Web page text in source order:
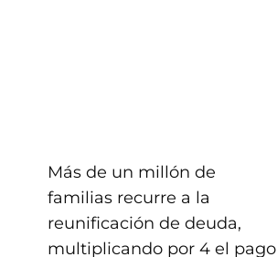
Más de un millón de
familias recurre a la
reunificación de deuda,
multiplicando por 4 el pago